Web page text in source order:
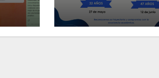
universidades